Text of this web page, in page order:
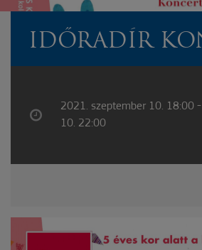
IDŐRADÍR
2021. szeptember 10. 18:00
10. 22:00